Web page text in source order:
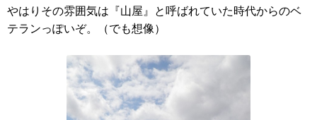
やはりその雰囲気は『山屋』と呼ばれていた時代からのベ
テランっぽいぞ。（でも想像）